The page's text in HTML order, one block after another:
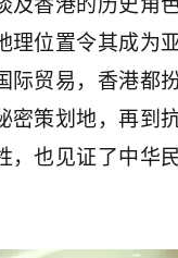
理位置令其成为
际贸易，香港都
密策划地，再到
，也见证了中华